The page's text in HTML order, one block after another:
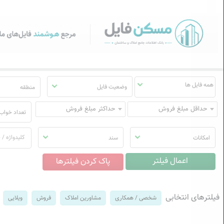
مسکن فایل | خرید، فروش،
منوی
مسکن
وضعیت فایل منطقه
حداقل مبلغ فروش حداکثر مبلغ فروش تعداد
امکانات سند
فیلترهای انتخابی شخصی / همکاری مشاورین املاک فروش ویلایی